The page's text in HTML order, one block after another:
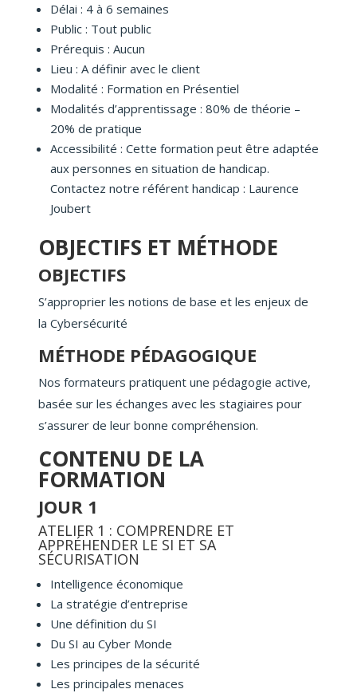
Délai : 4 à 6 semaines
Public : Tout public
Prérequis : Aucun
Lieu : A définir avec le client
Modalité : Formation en Présentiel
Modalités d’apprentissage : 80% de théorie –
20% de pratique
Accessibilité : Cette formation peut être adaptée
aux personnes en situation de handicap.
Contactez notre référent handicap : Laurence
Joubert
OBJECTIFS ET MÉTHODE
OBJECTIFS
S’approprier les notions de base et les enjeux de
la Cybersécurité
MÉTHODE PÉDAGOGIQUE
Nos formateurs pratiquent une pédagogie active,
basée sur les échanges avec les stagiaires pour
s’assurer de leur bonne compréhension.
CONTENU DE LA
FORMATION
JOUR 1
ATELIER 1 : COMPRENDRE ET
APPRÉHENDER LE SI ET SA
SÉCURISATION
Intelligence économique
La stratégie d’entreprise
Une définition du SI
Du SI au Cyber Monde
Les principes de la sécurité
Les principales menaces